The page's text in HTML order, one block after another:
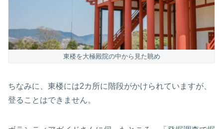
東楼を大極殿院の中から見た眺め
ちなみに、東楼には2カ所に階段がかけられていますが、
登ることはできません。